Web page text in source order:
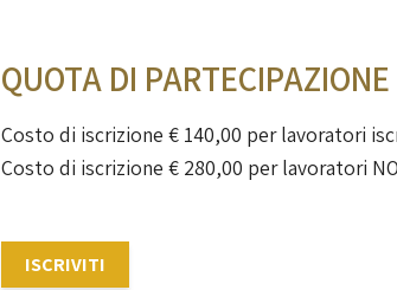
QUOTA DI PARTECIPAZIONE
Costo di iscrizione € 140,00 per lavoratori
Costo di iscrizione € 280,00 per lavoratori
ISCRIVITI